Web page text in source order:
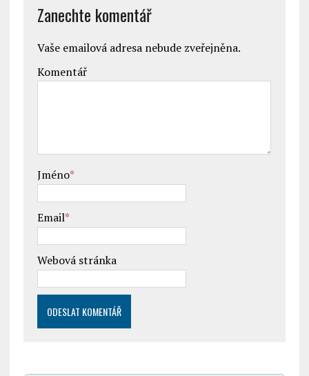
Zanechte komentář
Vaše emailová adresa nebude zveřejněna.
Komentář
Jméno*
Email*
Webová stránka